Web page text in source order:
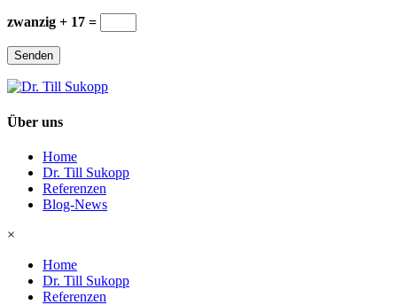
zwanzig + 17 =
Senden
Über uns
Home
Dr. Till Sukopp
Referenzen
Blog-News
×
Home
Dr. Till Sukopp
Referenzen